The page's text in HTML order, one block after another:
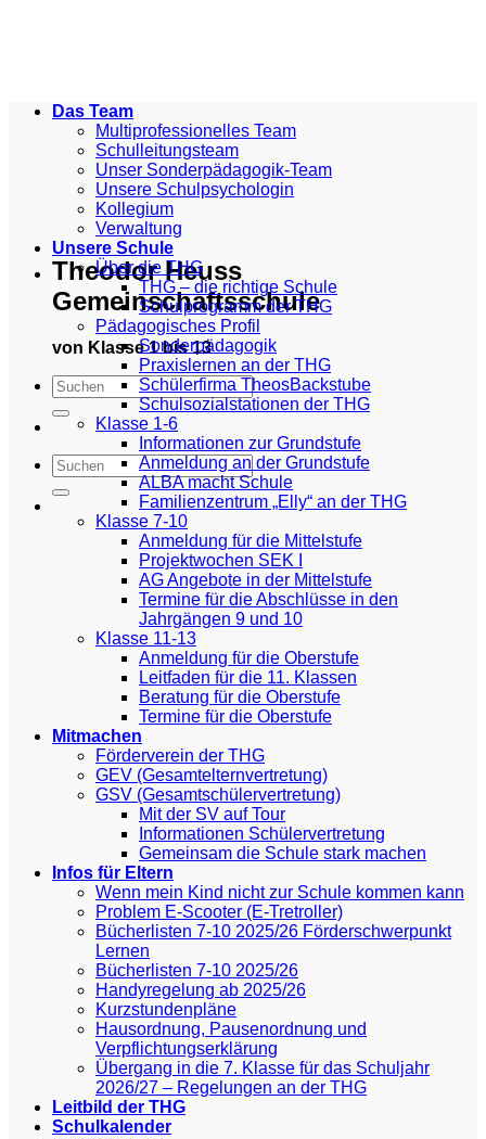
Theodor Heuss
Gemeinschaftsschule
von Klasse 1 bis 13
Das Team
Multiprofessionelles Team
Schulleitungsteam
Unser Sonderpädagogik-Team
Unsere Schulpsychologin
Kollegium
Verwaltung
Unsere Schule
Über die THG
THG – die richtige Schule
Schulprogramm der THG
Pädagogisches Profil
Sonderpädagogik
Praxislernen an der THG
Schülerfirma TheosBackstube
Schulsozialstationen der THG
Klasse 1-6
Informationen zur Grundstufe
Anmeldung an der Grundstufe
ALBA macht Schule
Familienzentrum „Elly“ an der THG
Klasse 7-10
Anmeldung für die Mittelstufe
Projektwochen SEK I
AG Angebote in der Mittelstufe
Termine für die Abschlüsse in den
Jahrgängen 9 und 10
Klasse 11-13
Anmeldung für die Oberstufe
Leitfaden für die 11. Klassen
Beratung für die Oberstufe
Termine für die Oberstufe
Mitmachen
Förderverein der THG
GEV (Gesamtelternvertretung)
GSV (Gesamtschülervertretung)
Mit der SV auf Tour
Informationen Schülervertretung
Gemeinsam die Schule stark machen
Infos für Eltern
Wenn mein Kind nicht zur Schule kommen kann
Problem E-Scooter (E-Tretroller)
Bücherlisten 7-10 2025/26 Förderschwerpunkt
Lernen
Bücherlisten 7-10 2025/26
Handyregelung ab 2025/26
Kurzstundenpläne
Hausordnung, Pausenordnung und
Verpflichtungserklärung
Übergang in die 7. Klasse für das Schuljahr
2026/27 – Regelungen an der THG
Leitbild der THG
Schulkalender